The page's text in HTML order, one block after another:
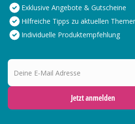
Exklusive Angebote & Gutscheine
Hilfreiche Tipps zu aktuellen
Individuelle Produktempfehlung
Deine E-Mail Adresse
Jetzt anmelden